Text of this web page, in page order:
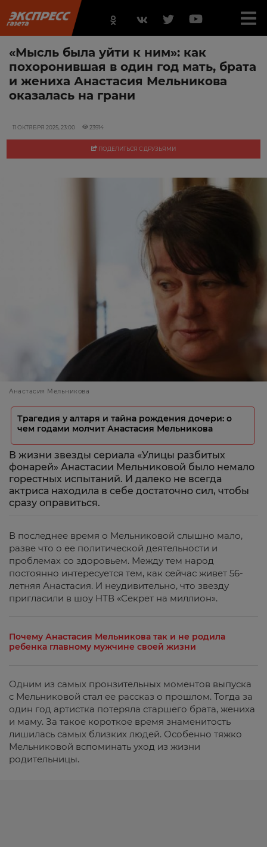
«Мысль была уйти к ним»: как
похоронившая в один год мать, брата
и жениха Анастасия Мельникова
оказалась на грани
11 ОКТЯБРЯ 2025, 23:00 23914
ПОДЕЛИТЬСЯ С ДРУЗЬЯМИ
Анастасия Мельникова
Трагедия у алтаря и тайна рождения дочери: о
чем годами молчит Анастасия Мельникова
В жизни звезды сериала «Улицы разбитых
фонарей» Анастасии Мельниковой было немало
горестных испытаний. И далеко не всегда
актриса находила в себе достаточно сил, чтобы
сразу оправиться.
В последнее время о Мельниковой слышно мало,
разве что о ее политической деятельности и
проблемах со здоровьем. Между тем народ
постоянно интересуется тем, как сейчас живет 56-
летняя Анастасия. И неудивительно, что звезду
пригласили в шоу НТВ «Секрет на миллион».
Почему Анастасия Мельникова так и не родила
ребенка главному мужчине своей жизни
Одним из самых пронзительных моментов выпуска
с Мельниковой стал ее рассказ о прошлом. Тогда за
один год артистка потеряла старшего брата, жениха
и маму. За такое короткое время знаменитость
лишилась самых близких людей. Особенно тяжко
Мельниковой вспоминать уход из жизни
родительницы.